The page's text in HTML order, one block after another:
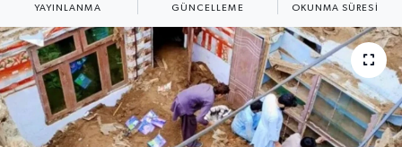
YAYINLANMA GÜNCELLEME OKUNMA SÜRESI
Spor
Yaşam